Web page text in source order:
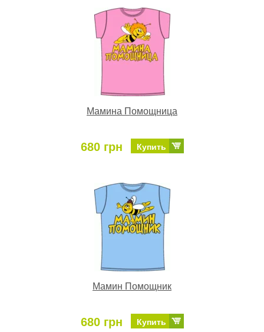
Мамина Помощница
680 грн Купить
Мамин Помощник
680 грн Купить